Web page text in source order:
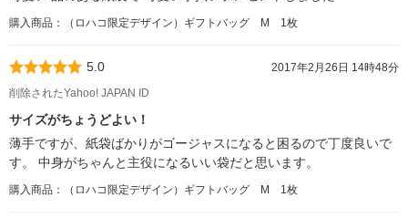
購入商品：（ロハコ限定デザイン）ギフトバッグ M 1枚
5.0
2017年2月26日 14時48分
削除されたYahoo! JAPAN ID
サイズがちょうどよい！
薄手ですが、紙袋ばかりがゴージャスになると困るので丁度良いで
す。 中身がちゃんと主役になるいい袋だと思います。
購入商品：（ロハコ限定デザイン）ギフトバッグ M 1枚